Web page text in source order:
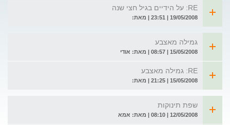
RE: על הידיים בגיל חצי שנה
19/05/2008 | 23:51 | מאת:
גמילה מאצבע
15/05/2008 | 08:57 | מאת: אודי
RE: גמילה מאצבע
15/05/2008 | 21:25 | מאת:
שפת תינוקות
12/05/2008 | 08:10 | מאת: אמא